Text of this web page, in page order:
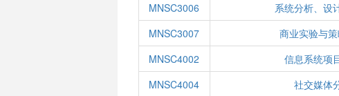
MNSC3006
系统分析、设
MNSC3007
商业实验与
MNSC4002
信息系统项
MNSC4004
社交媒体